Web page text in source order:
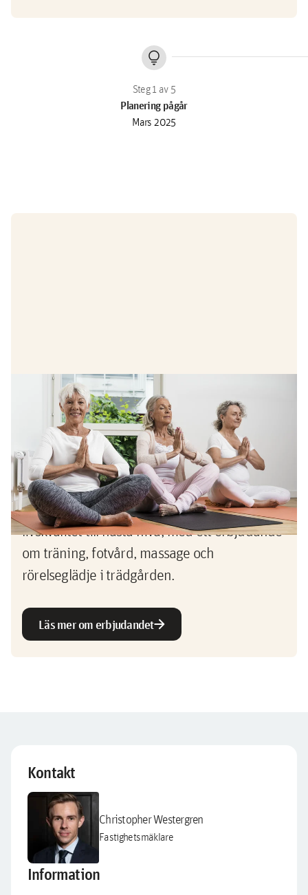
lightbulb
Planering pågår
Mars 2025
Erbjudande
Erbjudande - ta hand om dig själv
Tänk dig ett boende där du regelbundet får
möjlighet att ta hand om dig själv – på riktigt.
I Bonum Brf Lyckø har vi tagit hälsa och
livskvalitet till nästa nivå, med ett erbjudande
om träning, fotvård, massage och
rörelseglädje i trädgården.
Läs mer om erbjudandetarrow_forward
Kontakt
Christopher Westergren
Fastighetsmäklare
Information